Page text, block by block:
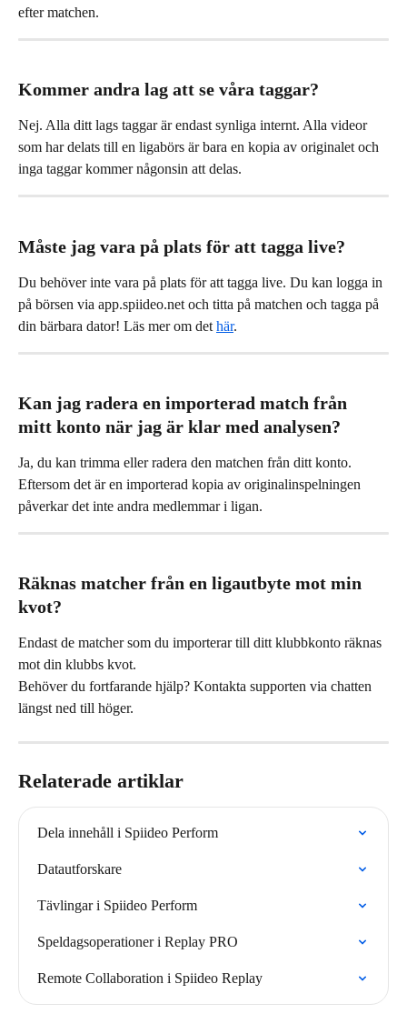
efter matchen.
Kommer andra lag att se våra taggar?
Nej. Alla ditt lags taggar är endast synliga internt. Alla videor
som har delats till en ligabörs är bara en kopia av originalet och
inga taggar kommer någonsin att delas.
Måste jag vara på plats för att tagga live?
Du behöver inte vara på plats för att tagga live. Du kan logga in
på börsen via app.spiideo.net och titta på matchen och tagga på
din bärbara dator! Läs mer om det här.
Kan jag radera en importerad match från
mitt konto när jag är klar med analysen?
Ja, du kan trimma eller radera den matchen från ditt konto.
Eftersom det är en importerad kopia av originalinspelningen
påverkar det inte andra medlemmar i ligan.
Räknas matcher från en ligautbyte mot min
kvot?
Endast de matcher som du importerar till ditt klubbkonto räknas
mot din klubbs kvot.
Behöver du fortfarande hjälp? Kontakta supporten via chatten
längst ned till höger.
Relaterade artiklar
Dela innehåll i Spiideo Perform
Datautforskare
Tävlingar i Spiideo Perform
Speldagsoperationer i Replay PRO
Remote Collaboration i Spiideo Replay